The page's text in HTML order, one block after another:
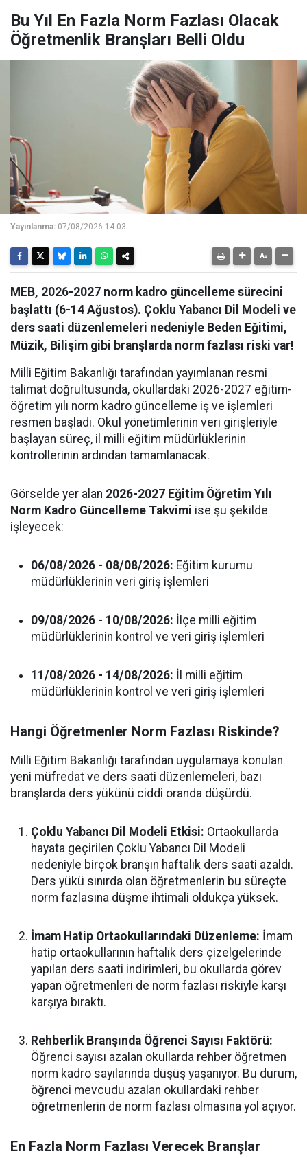
Bu Yıl En Fazla Norm Fazlası Olacak
Öğretmenlik Branşları Belli Oldu
Yayınlanma: 07/08/2026 14:03
MEB, 2026-2027 norm kadro güncelleme sürecini
başlattı (6-14 Ağustos). Çoklu Yabancı Dil Modeli ve
ders saati düzenlemeleri nedeniyle Beden Eğitimi,
Müzik, Bilişim gibi branşlarda norm fazlası riski var!
Milli Eğitim Bakanlığı tarafından yayımlanan resmi
talimat doğrultusunda, okullardaki 2026-2027 eğitim-
öğretim yılı norm kadro güncelleme iş ve işlemleri
resmen başladı. Okul yönetimlerinin veri girişleriyle
başlayan süreç, il milli eğitim müdürlüklerinin
kontrollerinin ardından tamamlanacak.
Görselde yer alan 2026-2027 Eğitim Öğretim Yılı
Norm Kadro Güncelleme Takvimi ise şu şekilde
işleyecek:
06/08/2026 - 08/08/2026: Eğitim kurumu
müdürlüklerinin veri giriş işlemleri
09/08/2026 - 10/08/2026: İlçe milli eğitim
müdürlüklerinin kontrol ve veri giriş işlemleri
11/08/2026 - 14/08/2026: İl milli eğitim
müdürlüklerinin kontrol ve veri giriş işlemleri
Hangi Öğretmenler Norm Fazlası Riskinde?
Milli Eğitim Bakanlığı tarafından uygulamaya konulan
yeni müfredat ve ders saati düzenlemeleri, bazı
branşlarda ders yükünü ciddi oranda düşürdü.
Çoklu Yabancı Dil Modeli Etkisi: Ortaokullarda
hayata geçirilen Çoklu Yabancı Dil Modeli
nedeniyle birçok branşın haftalık ders saati azaldı.
Ders yükü sınırda olan öğretmenlerin bu süreçte
norm fazlasına düşme ihtimali oldukça yüksek.
İmam Hatip Ortaokullarındaki Düzenleme: İmam
hatip ortaokullarının haftalık ders çizelgelerinde
yapılan ders saati indirimleri, bu okullarda görev
yapan öğretmenleri de norm fazlası riskiyle karşı
karşıya bıraktı.
Rehberlik Branşında Öğrenci Sayısı Faktörü:
Öğrenci sayısı azalan okullarda rehber öğretmen
norm kadro sayılarında düşüş yaşanıyor. Bu durum,
öğrenci mevcudu azalan okullardaki rehber
öğretmenlerin de norm fazlası olmasına yol açıyor.
En Fazla Norm Fazlası Verecek Branşlar